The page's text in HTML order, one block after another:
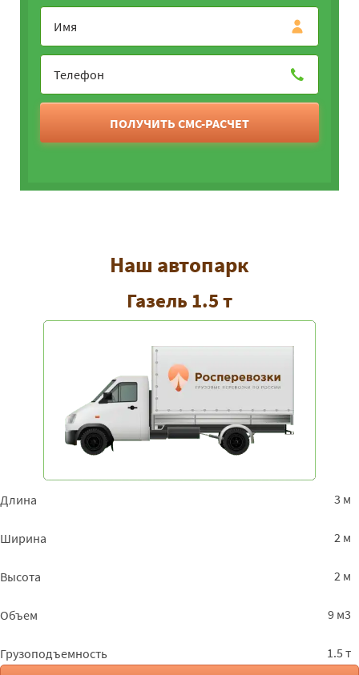
ПОЛУЧИТЬ СМС-РАСЧЕТ
Наш автопарк
Газель 1.5 т
Длина 3 м
Ширина 2 м
Высота 2 м
Объем 9 м3
Грузоподъемность
1.5 т